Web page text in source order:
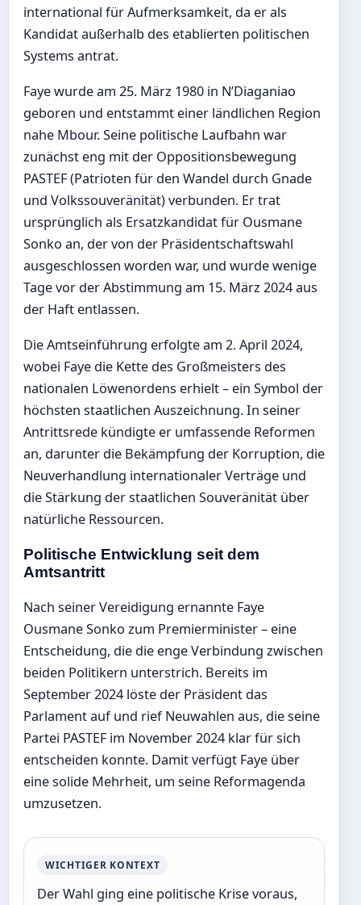
international für Aufmerksamkeit, da er als
Kandidat außerhalb des etablierten politischen
Systems antrat.
Faye wurde am 25. März 1980 in N’Diaganiao
geboren und entstammt einer ländlichen Region
nahe Mbour. Seine politische Laufbahn war
zunächst eng mit der Oppositionsbewegung
PASTEF (Patrioten für den Wandel durch Gnade
und Volkssouveränität) verbunden. Er trat
ursprünglich als Ersatzkandidat für Ousmane
Sonko an, der von der Präsidentschaftswahl
ausgeschlossen worden war, und wurde wenige
Tage vor der Abstimmung am 15. März 2024 aus
der Haft entlassen.
Die Amtseinführung erfolgte am 2. April 2024,
wobei Faye die Kette des Großmeisters des
nationalen Löwenordens erhielt – ein Symbol der
höchsten staatlichen Auszeichnung. In seiner
Antrittsrede kündigte er umfassende Reformen
an, darunter die Bekämpfung der Korruption, die
Neuverhandlung internationaler Verträge und
die Stärkung der staatlichen Souveränität über
natürliche Ressourcen.
Politische Entwicklung seit dem
Amtsantritt
Nach seiner Vereidigung ernannte Faye
Ousmane Sonko zum Premierminister – eine
Entscheidung, die die enge Verbindung zwischen
beiden Politikern unterstrich. Bereits im
September 2024 löste der Präsident das
Parlament auf und rief Neuwahlen aus, die seine
Partei PASTEF im November 2024 klar für sich
entscheiden konnte. Damit verfügt Faye über
eine solide Mehrheit, um seine Reformagenda
umzusetzen.
WICHTIGER KONTEXT
Der Wahl ging eine politische Krise voraus,